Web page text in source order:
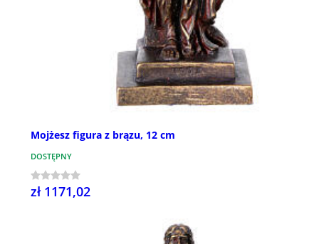
Mojżesz figura z brązu, 12 cm
DOSTĘPNY
zł 1171,02